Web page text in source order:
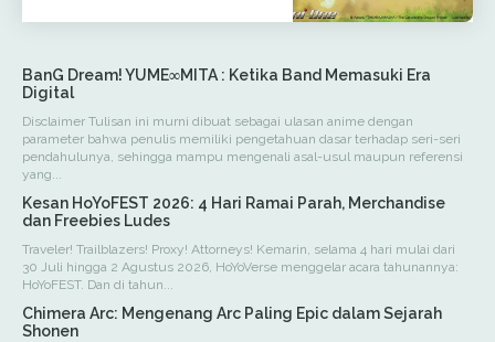
BanG Dream! YUME∞MITA : Ketika Band Memasuki Era
Digital
Disclaimer Tulisan ini murni dibuat sebagai ulasan anime dengan
parameter bahwa penulis memiliki pengetahuan dasar terhadap seri-seri
pendahulunya, sehingga mampu mengenali asal-usul maupun referensi
yang...
Kesan HoYoFEST 2026: 4 Hari Ramai Parah, Merchandise
dan Freebies Ludes
Traveler! Trailblazers! Proxy! Attorneys! Kemarin, selama 4 hari mulai dari
30 Juli hingga 2 Agustus 2026, HoYoVerse menggelar acara tahunannya:
HoYoFEST. Dan di tahun...
Chimera Arc: Mengenang Arc Paling Epic dalam Sejarah
Shonen